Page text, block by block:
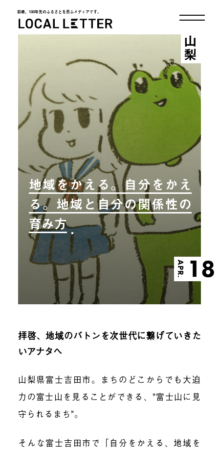
前略、100年先のふるさとを思ふメディアです。
LOCAL LETTER
地域をかえる。自分をかえ
る。地域と自分の関係性の
育み方
APR. 18
山梨
拝啓、地域のバトンを次世代に繋げていきた
いアナタへ
山梨県富士吉田市。まちのどこからでも大迫
力の富士山を見ることができる、”富士山に見
守られるまち”。
そんな富士吉田市で「自分をかえる、地域を